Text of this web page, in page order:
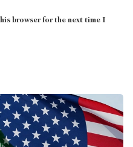
browser for the next time I